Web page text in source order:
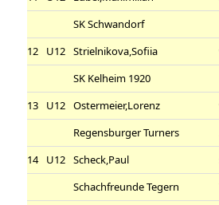
SK Schwandorf
12
U12 Strielnikova,Sofiia
SK Kelheim 1920
13
U12 Ostermeier,Lorenz
Regensburger Turners
14
U12 Scheck,Paul
Schachfreunde Tegern